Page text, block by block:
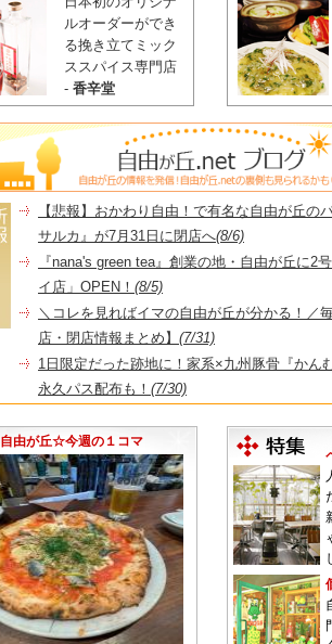
ルオーダーができ
る挽き立てミック
ススパイス専門店
- 香辛堂
【悲報】おかわり自由！で有名な自由が丘の
サルカ』が7月31日に閉店へ(8/6)
『nana's green tea』創業の地・自由が丘に2
イ店」OPEN！ (8/5)
＼コレを見ればイマの自由が丘が分かる！／
店・閉店情報まとめ】 (7/31)
1日限定だった跡地に！家系×九州豚骨『かん
永久パス配布も！ (7/30)
由が丘店』が閉店
自由が丘☆今週の１コマ